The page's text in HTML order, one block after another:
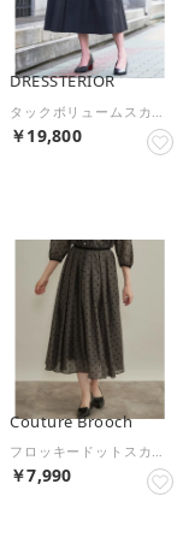
DRESSTERIOR
￥19,800
Couture Brooch
フロッキードットスカート （トープ(154)）
￥7,990